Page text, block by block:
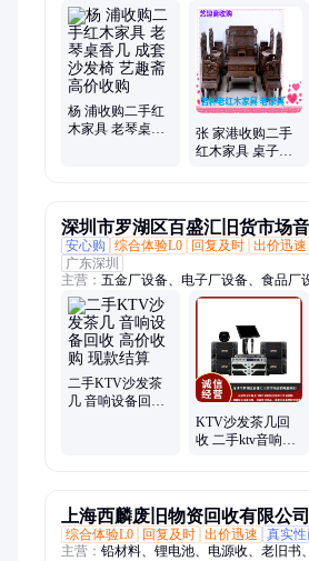
画、旧书籍、老银元、老铜钱、老玉器、
票信扎、旧字画扇子、老画册宣传画、文
旧紫砂花盆茶壶、老图章印章、旧笔筒、
木家具、榉木家具、老钟表、老像章徵章
杨 浦收购二手红
木家具 老琴桌香
张 家港收购二手
红木家具 桌子椅
深圳市罗湖区百盛汇旧货市场
行
安心购
综合体验L0 回复及时 出价迅速
广东深圳
主营： 五金厂设备、电子厂设备、食品厂
缆线收购、一站式收购、广告屏收购、回
柜、化工厂设备、回收服务器、回收音箱
电机回收、电脑配件回收、广告屏回收、
控机、台式电脑回收、办公家具、显示器
响设备回收、中央空调回收、手提电脑
二手KTV沙发茶
几 音响设备回收
KTV沙发茶几回
收 二手ktv音响设
上海西麟废旧物资回收有限公司
综合体验L0
回复及时 出价迅速 真实
主营： 铅材料、锂电池、电源收、老旧书